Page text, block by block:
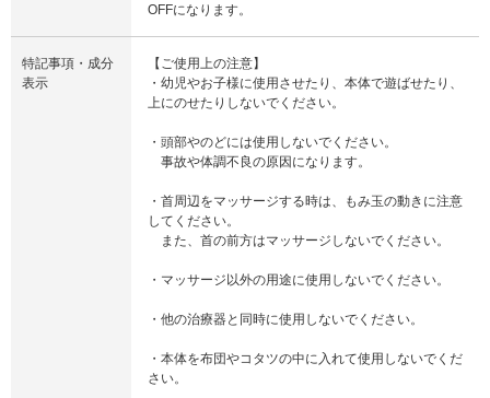
OFFになります。
特記事項・成分
表示
【ご使用上の注意】
・幼児やお子様に使用させたり、本体で遊ばせたり、
上にのせたりしないでください。
・頭部やのどには使用しないでください。
事故や体調不良の原因になります。
・首周辺をマッサージする時は、もみ玉の動きに注意
してください。
また、首の前方はマッサージしないでください。
・マッサージ以外の用途に使用しないでください。
・他の治療器と同時に使用しないでください。
・本体を布団やコタツの中に入れて使用しないでくだ
さい。